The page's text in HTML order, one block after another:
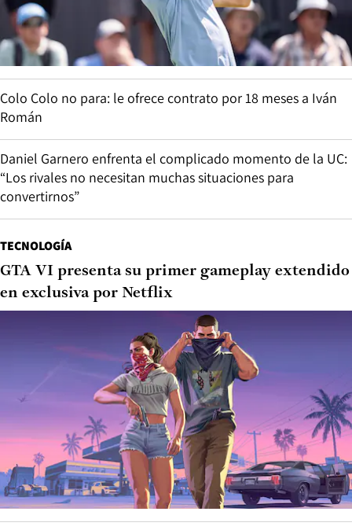
Colo Colo no para: le ofrece contrato por 18 meses a Iván
Román
Daniel Garnero enfrenta el complicado momento de la UC:
“Los rivales no necesitan muchas situaciones para
convertirnos”
TECNOLOGÍA
GTA VI presenta su primer gameplay extendido
en exclusiva por Netflix